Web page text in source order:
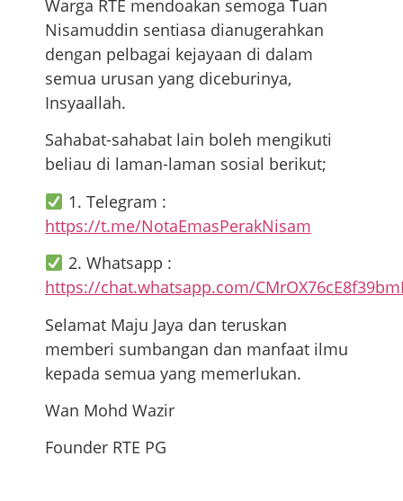
Warga RTE mendoakan semoga Tuan
Nisamuddin sentiasa dianugerahkan
dengan pelbagai kejayaan di dalam
semua urusan yang diceburinya,
Insyaallah.
Sahabat-sahabat lain boleh mengikuti
beliau di laman-laman sosial berikut;
1. Telegram :
https://t.me/NotaEmasPerakNisam
2. Whatsapp :
https://chat.whatsapp.com/
Selamat Maju Jaya dan teruskan
memberi sumbangan dan manfaat ilmu
kepada semua yang memerlukan.
Wan Mohd Wazir
Founder RTE PG